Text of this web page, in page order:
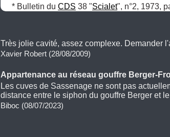
* Bulletin du CDS 38 "Scialet", n°2, 1973,
Très jolie cavité, assez complexe. Demander
Xavier Robert (28/08/2009)
Appartenance au réseau gouffre Berger-
Les cuves de Sassenage ne sont pas
distance entre le siphon du gouffre Berger et
Biboc (08/07/2023)